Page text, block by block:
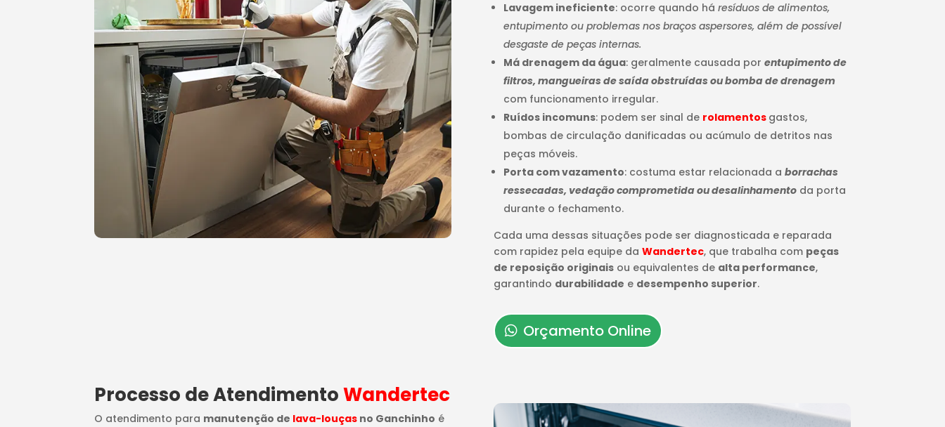
Lavagem ineficiente: ocorre quando há resíduos de alimentos,
entupimento ou problemas nos braços aspersores, além de possível
desgaste de peças internas.
Má drenagem da água: geralmente causada por entupimento de
filtros, mangueiras de saída obstruídas ou bomba de drenagem
com funcionamento irregular.
Ruídos incomuns: podem ser sinal de rolamentos gastos,
bombas de circulação danificadas ou acúmulo de detritos nas
peças móveis.
Porta com vazamento: costuma estar relacionada a borrachas
ressecadas, vedação comprometida ou desalinhamentoda porta
durante o fechamento.
Cada uma dessas situações pode ser diagnosticada e reparada
com rapidez pela equipe da Wandertec, que trabalha com peças
de reposição originaisou equivalentes de alta performance,
garantindo durabilidade e desempenho superior.
Orçamento Online
Processo de AtendimentoWandertec
O atendimento para manutenção de lava-louças no Ganchinho é